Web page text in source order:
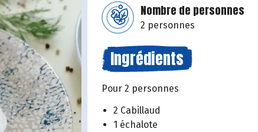
Nombre de personnes
2 personnes
Ingrédients
Pour 2 personnes
2 Cabillaud
1 échalote